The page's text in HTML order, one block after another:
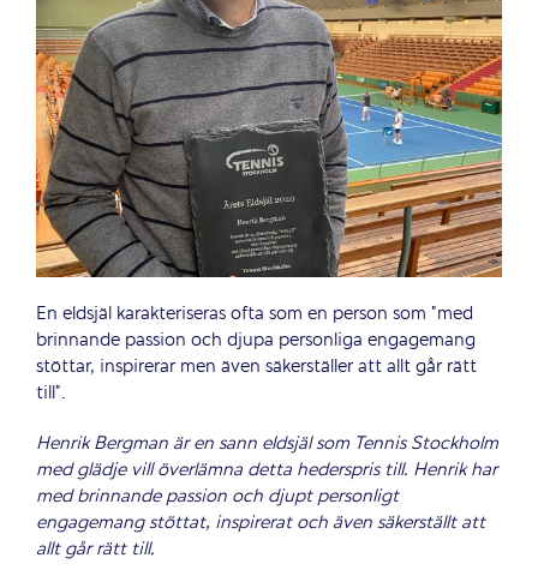
En eldsjäl karakteriseras ofta som en person som ”med
brinnande passion och djupa personliga engagemang
stöttar, inspirerar men även säkerställer att allt går rätt
till”.
Henrik Bergman är en sann eldsjäl som Tennis Stockholm
med glädje vill överlämna detta hederspris till. Henrik har
med brinnande passion och djupt personligt
engagemang stöttat, inspirerat och även säkerställt att
allt går rätt till.